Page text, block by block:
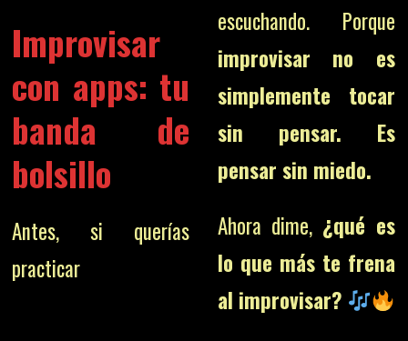
Improvisar
con apps: tu
banda de
bolsillo
Antes, si querías
practicar
escuchando. Porque
improvisar no es
simplemente tocar
sin pensar. Es
pensar sin miedo.
Ahora dime, ¿qué es
lo que más te frena
al improvisar?